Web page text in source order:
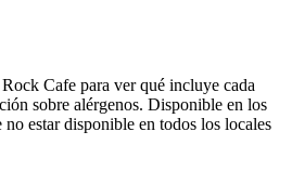
Cafe para ver qué incluye cada
sobre alérgenos. Disponible en los
no estar disponible en todos los locales